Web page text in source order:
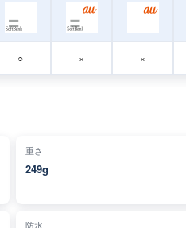
○ × ×
重さ
249g
防水